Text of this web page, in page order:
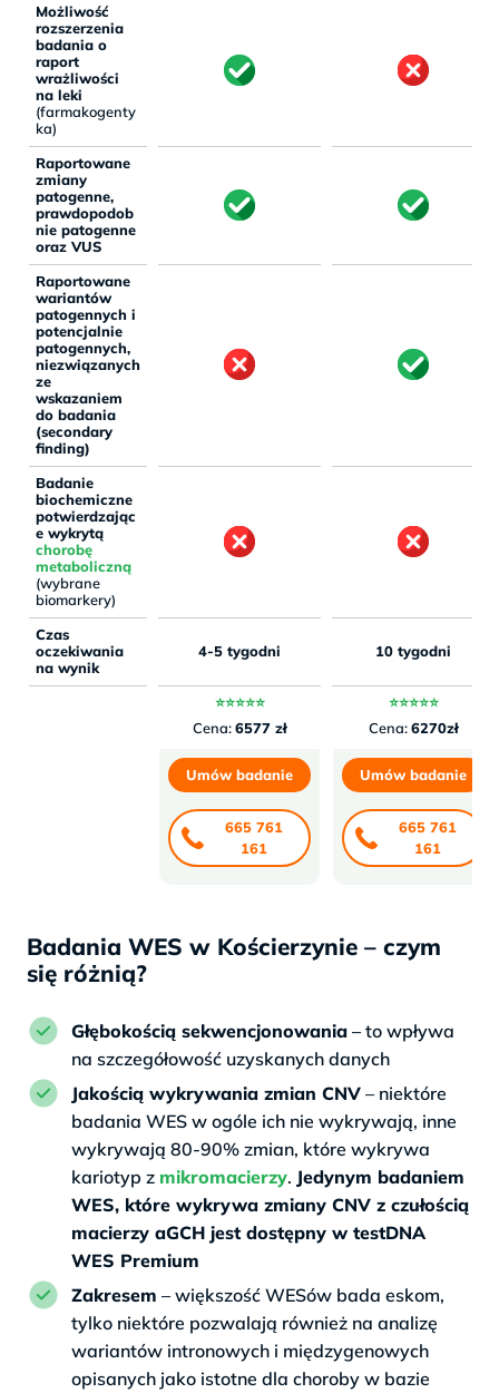
Możliwość
rozszerzenia
badania o
raport
wrażliwości
na leki
(farmakogenty
ka)
Raportowane
zmiany
patogenne,
prawdopodob
nie patogenne
oraz VUS
Raportowane
wariantów
patogennych i
potencjalnie
patogennych,
niezwiązanych
ze
wskazaniem
do badania
(secondary
finding)
Badanie
biochemiczne
potwierdzając
e wykrytą
chorobę
metaboliczną
(wybrane
biomarkery)
Czas
oczekiwania
na wynik
4-5 tygodni 10 tygodni
⭐⭐⭐⭐⭐
Cena:6577 zł
⭐⭐⭐⭐⭐
Cena:6270zł
Umów badanie
665 761
161
Umów badanie
665 761
161
Badania WES w Kościerzynie – czym
się różnią?
Głębokością sekwencjonowania – to wpływa
na szczegółowość uzyskanych danych
Jakością wykrywania zmian CNV – niektóre
badania WES w ogóle ich nie wykrywają, inne
wykrywają 80-90% zmian, które wykrywa
kariotyp z mikromacierzy. Jedynym badaniem
WES, które wykrywa zmiany CNV z czułością
macierzy aGCH jest dostępny w testDNA
WES Premium
Zakresem – większość WESów bada eskom,
tylko niektóre pozwalają również na analizę
wariantów intronowych i międzygenowych
opisanych jako istotne dla choroby w bazie